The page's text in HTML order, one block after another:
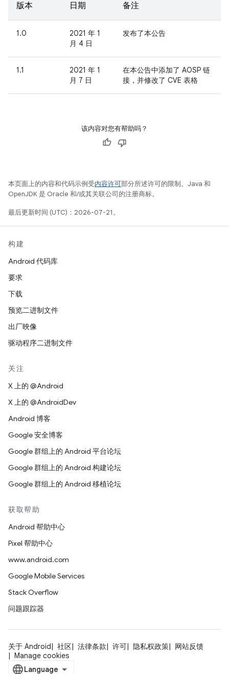
版本 日期 备注
1.0
2021 年 1
月 4 日
发布了本公告
1.1
2021 年 1
月 7 日
在本公告中添加了 AOSP 链
接，并修改了 CVE 表格
该内容对您有帮助吗？
本页面上的内容和代码示例受内容许可部分所述许可的限制。Java 和
OpenJDK 是 Oracle 和/或其关联公司的注册商标。
最后更新时间 (UTC)：2026-07-21。
构建
Android 代码库
要求
下载
预览二进制文件
出厂映像
驱动程序二进制文件
关注
X 上的 @Android
X 上的 @AndroidDev
Android 博客
Google 安全博客
Google 群组上的 Android 平台论坛
Google 群组上的 Android 构建论坛
Google 群组上的 Android 移植论坛
获取帮助
Android 帮助中心
Pixel 帮助中心
www.android.com
Google Mobile Services
Stack Overflow
问题跟踪器
关于 Android 社区 法律条款 许可 隐私权政策
网站反馈
Manage cookies